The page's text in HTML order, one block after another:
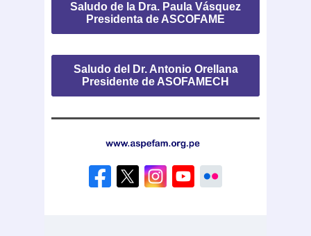
Saludo de la Dra. Paula Vásquez
Presidenta de ASCOFAME
Saludo del Dr. Antonio Orellana
Presidente de ASOFAMECH